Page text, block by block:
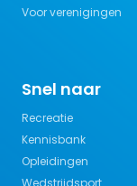
Voor verenigingen
Snel naar
Recreatie
Kennisbank
Opleidingen
Wedstrijdsport